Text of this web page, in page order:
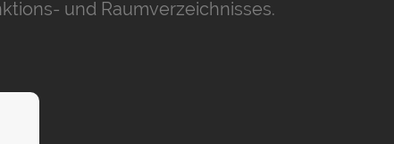
und Raumverzeichnisses.